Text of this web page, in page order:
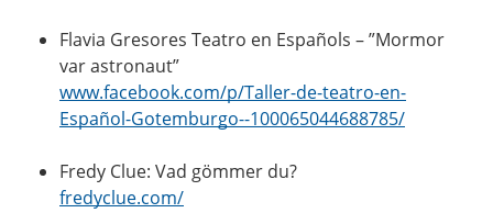
Flavia Gresores Teatro en Españols – ”Mormor
var astronaut”
www.facebook.com/p/Taller-de-teatro-en-
Español-Gotemburgo--100065044688785/
Fredy Clue: Vad gömmer du?
fredyclue.com/